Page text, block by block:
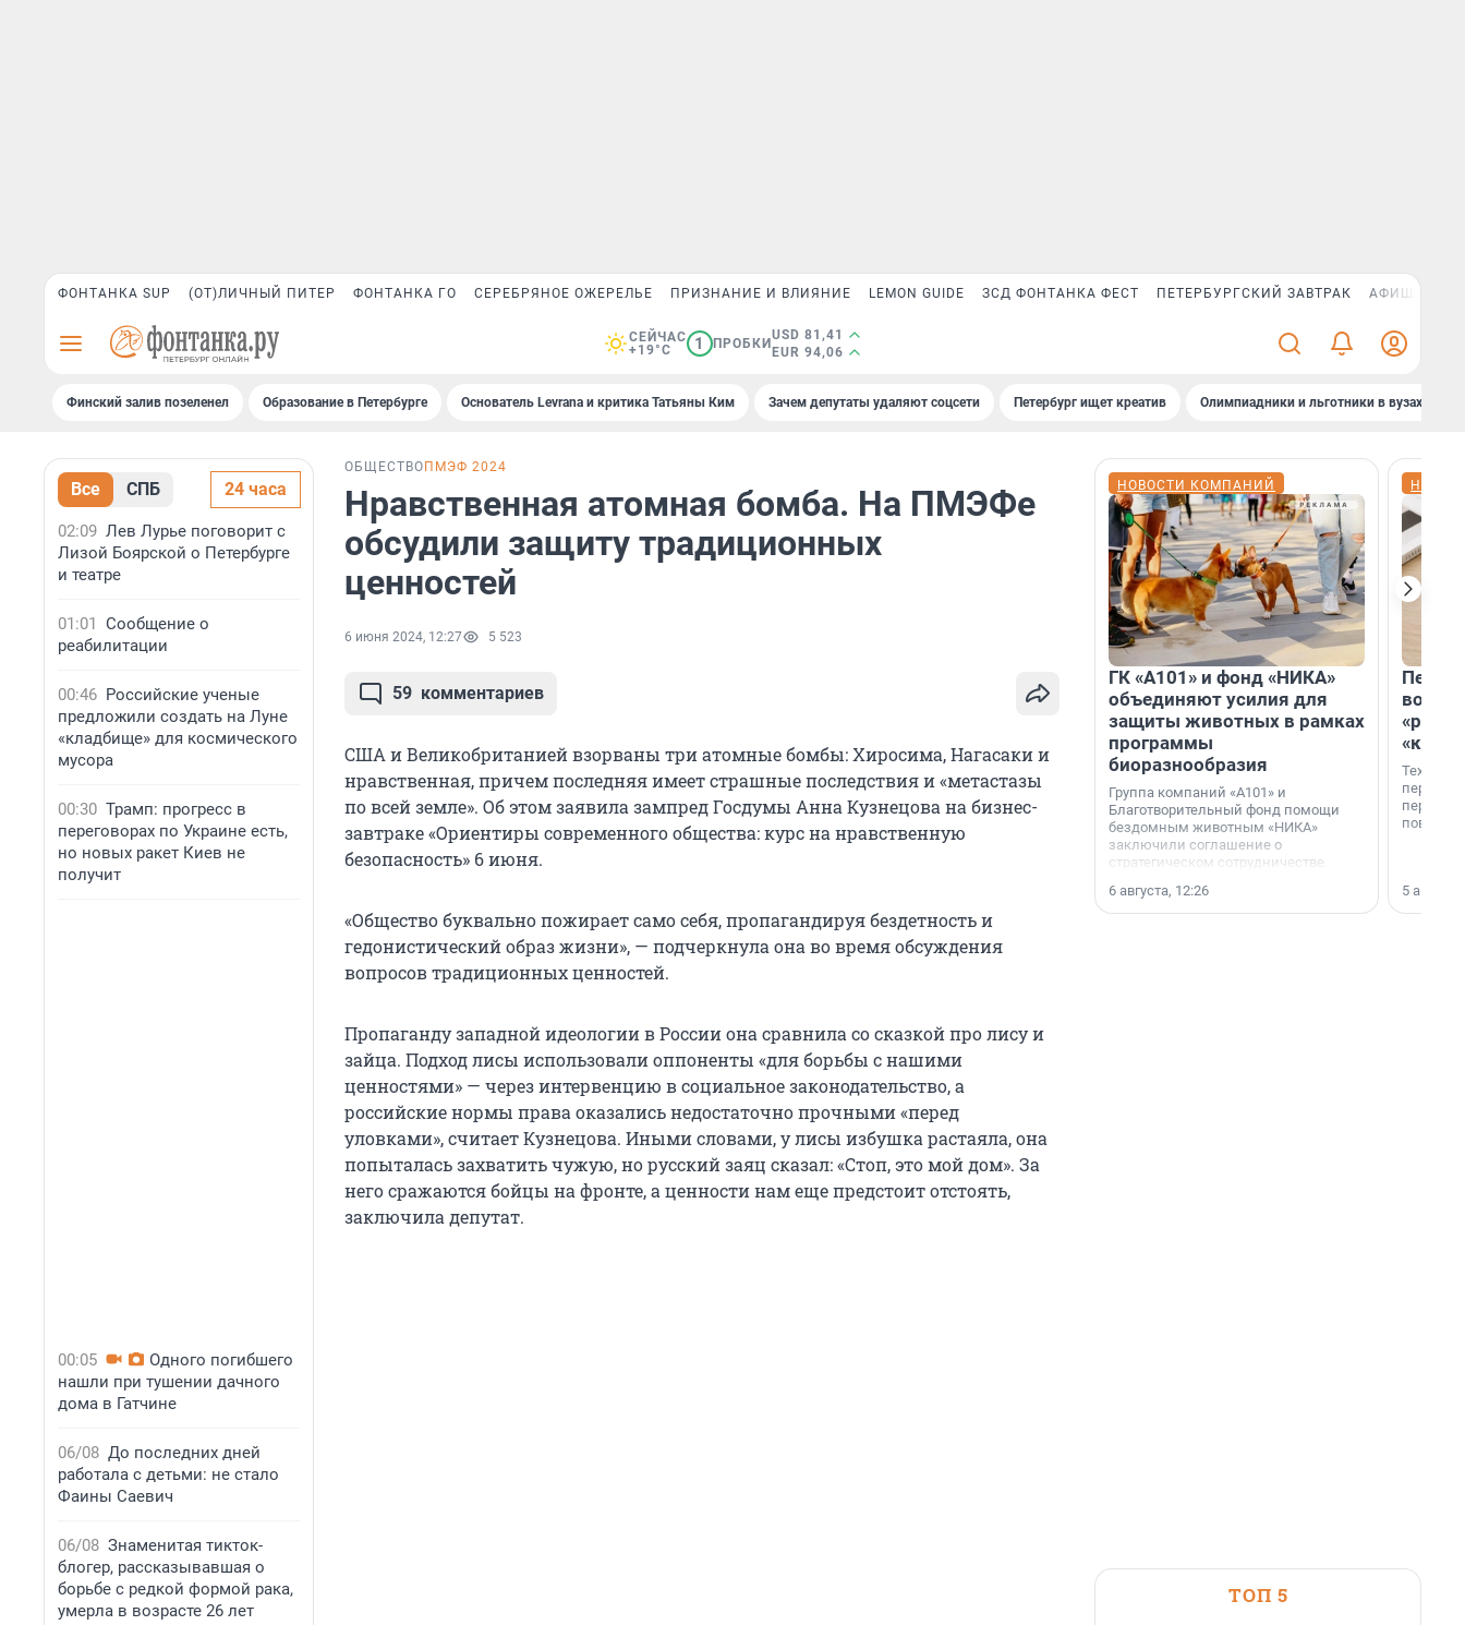
ФОНТАНКА SUP (ОТ)ЛИЧНЫЙ ПИТЕР ФОНТАНКА ГО СЕРЕБРЯНОЕ ОЖЕРЕЛЬЕ ПРИЗНАНИЕ И ВЛИЯНИЕ LEMON GUIDE ЗСД ФОНТАНКА ФЕСТ ПЕТЕРБУРГСКИЙ ЗАВТРАК АФИША PLUS
СЕЙЧАС
+19°C
1 ПРОБКИ
USD 81,41
EUR 94,06
Финский залив позеленел Образование в Петербурге Основатель Levrana и критика Татьяны Ким Зачем депутаты удаляют соцсети Петербург ищет креатив Олимпиадники и льготники в вузах СПб
Все СПБ 24 часа
02:09 Лев Лурье поговорит с
Лизой Боярской о Петербурге
и театре
01:01 Сообщение о
реабилитации
00:46 Российские ученые
предложили создать на Луне
«кладбище» для космического
мусора
00:30 Трамп: прогресс в
переговорах по Украине есть,
но новых ракет Киев не
получит
00:05
Одного погибшего
нашли при тушении дачного
дома в Гатчине
06/08 До последних дней
работала с детьми: не стало
Фаины Саевич
06/08 Знаменитая тикток-
блогер, рассказывавшая о
борьбе с редкой формой рака,
умерла в возрасте 26 лет
ОБЩЕСТВО ПМЭФ 2024
Нравственная атомная бомба. На ПМЭФе
обсудили защиту традиционных
ценностей
6 июня 2024, 12:27 5 523
59 комментариев
США и Великобританией взорваны три атомные бомбы: Хиросима, Нагасаки и
нравственная, причем последняя имеет страшные последствия и «метастазы
по всей земле». Об этом заявила зампред Госдумы Анна Кузнецова на бизнес-
завтраке «Ориентиры современного общества: курс на нравственную
безопасность» 6 июня.
«Общество буквально пожирает само себя, пропагандируя бездетность и
гедонистический образ жизни», — подчеркнула она во время обсуждения
вопросов традиционных ценностей.
Пропаганду западной идеологии в России она сравнила со сказкой про лису и
зайца. Подход лисы использовали оппоненты «для борьбы с нашими
ценностями» — через интервенцию в социальное законодательство, а
российские нормы права оказались недостаточно прочными «перед
уловками», считает Кузнецова. Иными словами, у лисы избушка растаяла, она
попыталась захватить чужую, но русский заяц сказал: «Стоп, это мой дом». За
него сражаются бойцы на фронте, а ценности нам еще предстоит отстоять,
заключила депутат.
НОВОСТИ КОМПАНИЙ
ГК «А101» и фонд «НИКА»
объединяют усилия для
защиты животных в рамках
программы
биоразнообразия
Группа компаний «А101» и
Благотворительный фонд помощи
бездомным животным «НИКА»
заключили соглашение о
стратегическом сотрудничестве.
6 августа, 12:26
5
ТОП 5